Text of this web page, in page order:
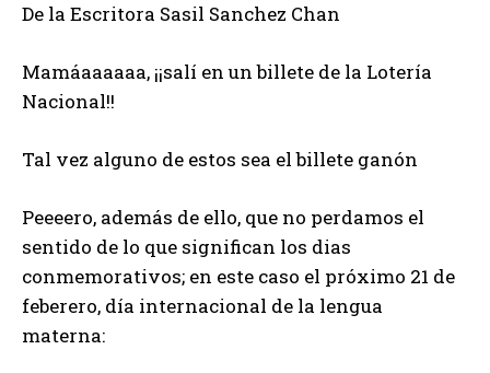
De la Escritora Sasil Sanchez Chan
Mamáaaaaaa, ¡¡salí en un billete de la Lotería
Nacional!!
Tal vez alguno de estos sea el billete ganón
Peeeero, además de ello, que no perdamos el
sentido de lo que significan los dias
conmemorativos; en este caso el próximo 21 de
feberero, día internacional de la lengua
materna: